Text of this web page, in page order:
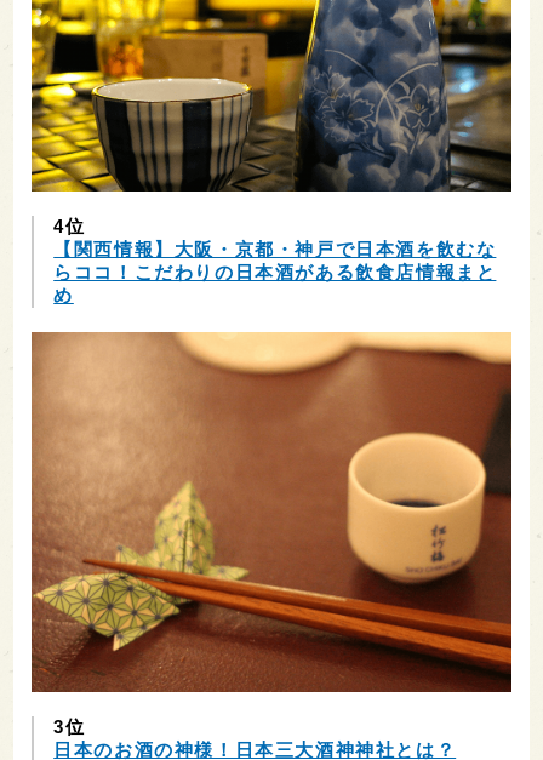
4位
【関西情報】大阪・京都・神戸で日本酒を飲むな
らココ！こだわりの日本酒がある飲食店情報まと
め
3位
日本のお酒の神様！日本三大酒神神社とは？